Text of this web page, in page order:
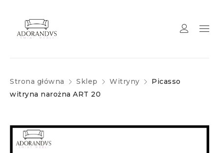
Strona główna Sklep Witryny
Picasso
witryna narożna ART 20